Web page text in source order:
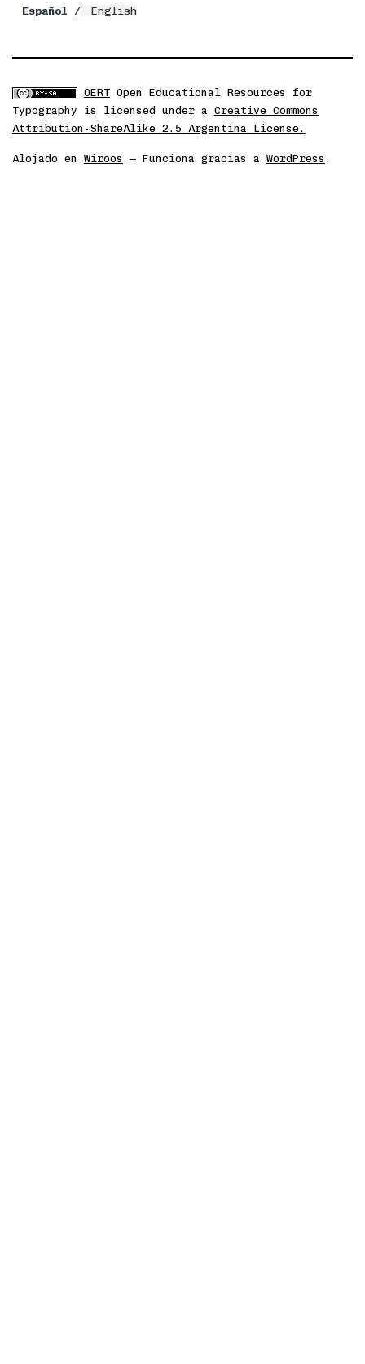
Español English
OERT Open Educational Resources for
Typography is licensed under a Creative Commons
Attribution-ShareAlike 2.5 Argentina License.
Alojado en Wiroos — Funciona gracias a WordPress .